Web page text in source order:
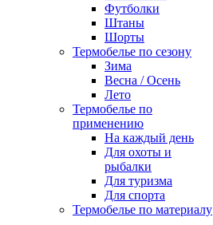
Футболки
Штаны
Шорты
Термобелье по сезону
Зима
Весна / Осень
Лето
Термобелье по
применению
На каждый день
Для охоты и
рыбалки
Для туризма
Для спорта
Термобелье по материалу